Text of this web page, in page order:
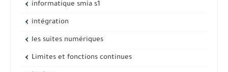
informatique smia s1
intégration
les suites numériques
Limites et fonctions continues